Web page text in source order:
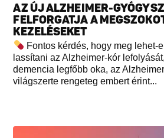
AZ ÚJ ALZHEIMER-
FELFORGATJA A
KEZELÉSEKET
Fontos kérdés, hogy meg lehet-
lassítani az Alzheimer-kór
demencia legfőbb oka, az
világszerte rengeteg embert érint...